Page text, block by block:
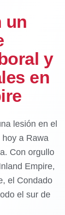
un
y
en
lesión en el
a Rawa
Con orgullo
Empire,
el Condado
el sur de